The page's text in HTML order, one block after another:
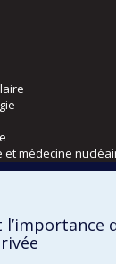
et médecine
de l’activité physique
l’importance